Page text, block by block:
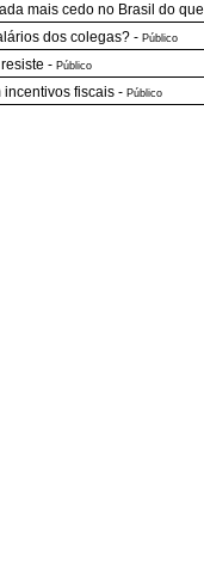
mais cedo no Brasil do
dos colegas? - Público
- Público
incentivos fiscais - Público